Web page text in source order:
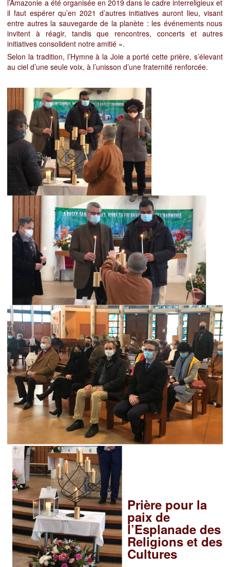
l’Amazonie a été organisée en 2019 dans le cadre interreligieux et
il faut espérer qu’en 2021 d’autres initiatives auront lieu, visant
entre autres la sauvegarde de la planète : les événements nous
invitent à réagir, tandis que rencontres, concerts et autres
initiatives consolident notre amitié ».
Selon la tradition, l’Hymne à la Joie a porté cette prière, s’élevant
au ciel d’une seule voix, à l’unisson d’une fraternité renforcée.
Prière pour la
paix de
l’Esplanade des
Religions et des
Cultures